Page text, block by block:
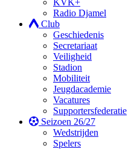
KVK+
Radio Djamel
Club
Geschiedenis
Secretariaat
Veiligheid
Stadion
Mobiliteit
Jeugdacademie
Vacatures
Supportersfederatie
Seizoen 26/27
Wedstrijden
Spelers